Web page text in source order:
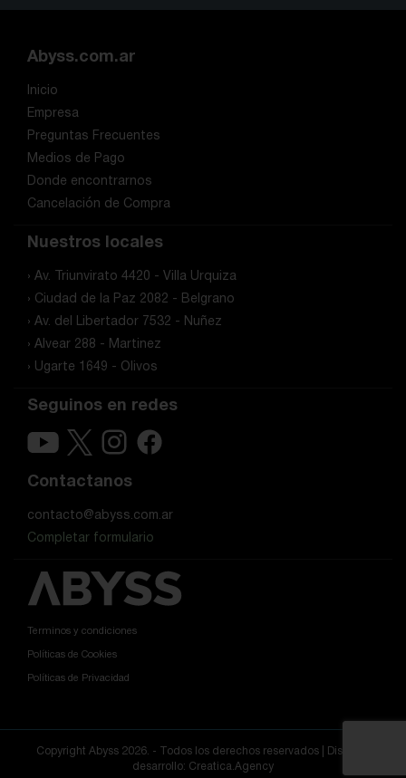
Abyss.com.ar
Inicio
Empresa
Preguntas Frecuentes
Medios de Pago
Donde encontrarnos
Cancelación de Compra
Nuestros locales
› Av. Triunvirato 4420 - Villa Urquiza
› Ciudad de la Paz 2082 - Belgrano
› Av. del Libertador 7532 - Nuñez
› Alvear 288 - Martinez
› Ugarte 1649 - Olivos
Seguinos en redes
Contactanos
contacto@abyss.com.ar
Completar formulario
Terminos y condiciones
Políticas de Cookies
Políticas de Privacidad
Copyright Abyss 2026. - Todos los derechos reservados |
Diseño y
desarrollo: Creatica.Agency